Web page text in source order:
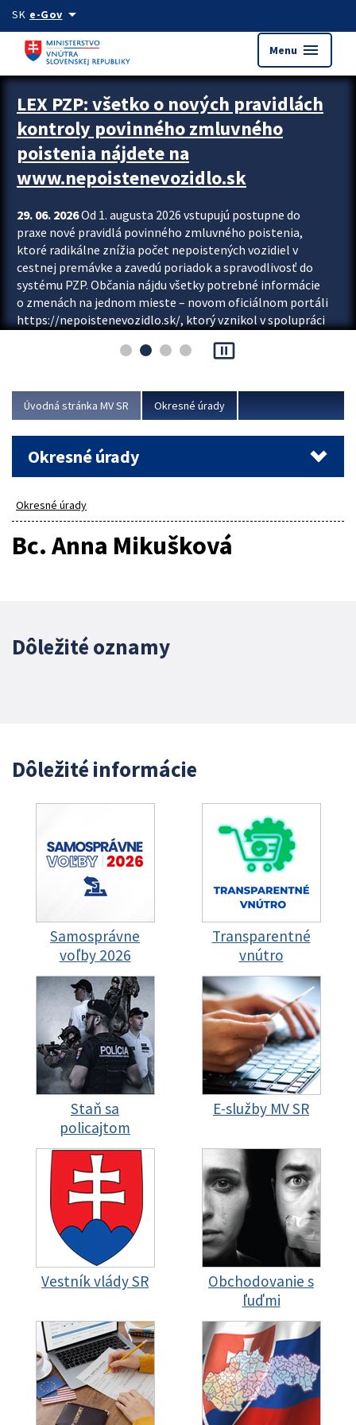
Preskocit na hlavný obsah
SK e-Govarrow_drop_down
Menu menu
Zastavit automatický posun upútavok
LEX PZP: všetko o nových pravidlách
kontroly povinného zmluvného
poistenia nájdete na
www.nepoistenevozidlo.sk
29. 06. 2026Od 1. augusta 2026 vstupujú postupne do
praxe nové pravidlá povinného zmluvného poistenia,
ktoré radikálne znížia počet nepoistených vozidiel v
cestnej premávke a zavedú poriadok a spravodlivosť do
systému PZP. Občania nájdu všetky potrebné informácie
o zmenách na jednom mieste – novom oficiálnom portáli
https://nepoistenevozidlo.sk/, ktorý vznikol v spolupráci
asociácie poisťovní (SLASPO) a Ministerstva vnútra SR.
Viac
pause_presentation
Úvodná stránka MV SR Okresné úrady
Okresné úrady
Okresné úrady
Bc. Anna Mikušková
Dôležité oznamy
Dôležité informácie
Samosprávne
voľby 2026
Transparentné
vnútro
Staň sa
policajtom
E-služby MV SR
Vestník vlády SR
Obchodovanie s
ľuďmi